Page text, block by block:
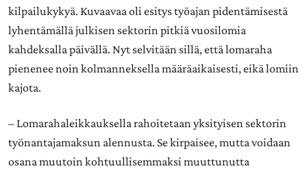
kilpailukykyä. Kuvaavaa oli esitys työajan pidentämisestä
lyhentämällä julkisen sektorin pitkiä vuosilomia
kahdeksalla päivällä. Nyt selvitään sillä, että lomaraha
pienenee noin kolmanneksella määräaikaisesti, eikä lomiin
kajota.
– Lomarahaleikkauksella rahoitetaan yksityisen sektorin
työnantajamaksun alennusta. Se kirpaisee, mutta voidaan
osana muutoin kohtuullisemmaksi muuttunutta